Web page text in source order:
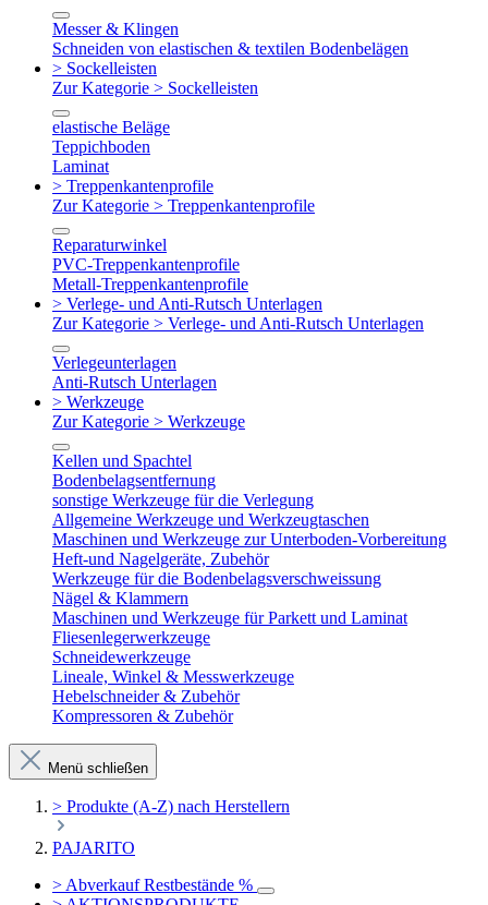
Messer & Klingen
Schneiden von elastischen & textilen Bodenbelägen
> Sockelleisten
Zur Kategorie > Sockelleisten
elastische Beläge
Teppichboden
Laminat
> Treppenkantenprofile
Zur Kategorie > Treppenkantenprofile
Reparaturwinkel
PVC-Treppenkantenprofile
Metall-Treppenkantenprofile
> Verlege- und Anti-Rutsch Unterlagen
Zur Kategorie > Verlege- und Anti-Rutsch Unterlagen
Verlegeunterlagen
Anti-Rutsch Unterlagen
> Werkzeuge
Zur Kategorie > Werkzeuge
Kellen und Spachtel
Bodenbelagsentfernung
sonstige Werkzeuge für die Verlegung
Allgemeine Werkzeuge und Werkzeugtaschen
Maschinen und Werkzeuge zur Unterboden-Vorbereitung
Heft-und Nagelgeräte, Zubehör
Werkzeuge für die Bodenbelagsverschweissung
Nägel & Klammern
Maschinen und Werkzeuge für Parkett und Laminat
Fliesenlegerwerkzeuge
Schneidewerkzeuge
Lineale, Winkel & Messwerkzeuge
Hebelschneider & Zubehör
Kompressoren & Zubehör
Menü schließen
> Produkte (A-Z) nach Herstellern
PAJARITO
> Abverkauf Restbestände %